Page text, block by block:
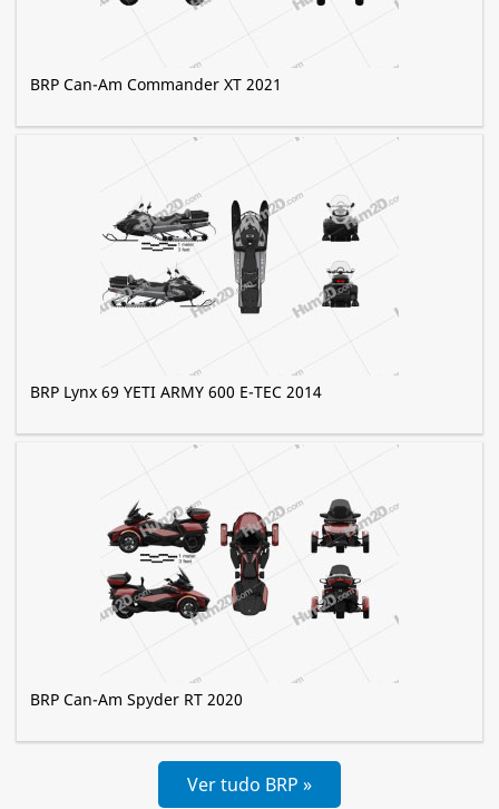
BRP Can-Am Commander XT 2021
BRP Lynx 69 YETI ARMY 600 E-TEC 2014
BRP Can-Am Spyder RT 2020
Ver tudo BRP »